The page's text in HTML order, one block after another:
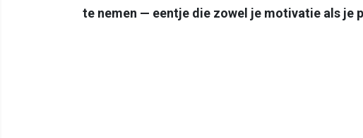
te nemen — eentje die zowel je motivatie als